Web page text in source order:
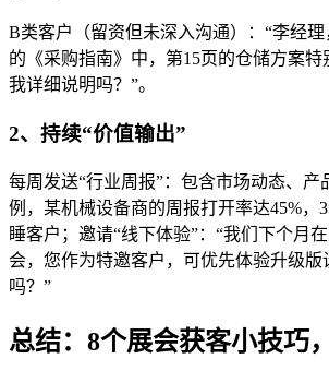
B类客户（留资但未深入沟通）：“李经
的《采购指南》中，第15页的仓储方案
我详细说明吗？”。
2、持续“价值输出”
每周发送“行业周报”：包含市场动态、产
例，某机械设备商的周报打开率达45%，
睡客户；邀请“线下体验”：“我们下个月
会，您作为特邀客户，可优先体验升级版
吗？”
总结：8个展会获客小技巧